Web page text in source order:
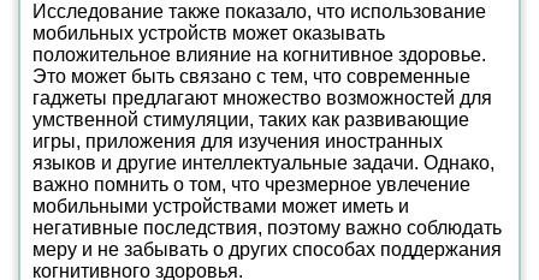
Исследование также показало, что использование
мобильных устройств может оказывать
положительное влияние на когнитивное здоровье.
Это может быть связано с тем, что современные
гаджеты предлагают множество возможностей для
умственной стимуляции, таких как развивающие
игры, приложения для изучения иностранных
языков и другие интеллектуальные задачи. Однако,
важно помнить о том, что чрезмерное увлечение
мобильными устройствами может иметь и
негативные последствия, поэтому важно соблюдать
меру и не забывать о других способах поддержания
когнитивного здоровья.